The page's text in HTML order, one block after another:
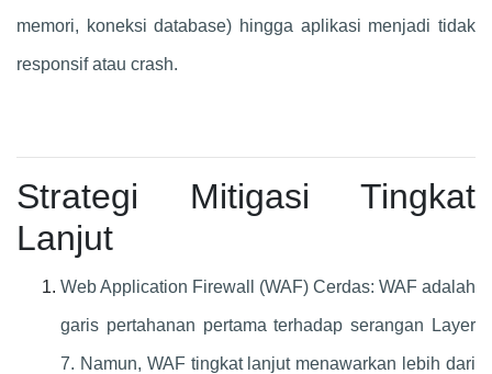
memori, koneksi database) hingga aplikasi menjadi tidak
responsif atau crash.
Strategi Mitigasi Tingkat
Lanjut
Web Application Firewall (WAF) Cerdas: WAF adalah
garis pertahanan pertama terhadap serangan Layer
7. Namun, WAF tingkat lanjut menawarkan lebih dari